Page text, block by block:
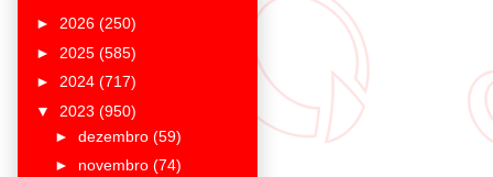
► 2026 (250)
► 2025 (585)
► 2024 (717)
▼ 2023 (950)
► dezembro (59)
► novembro (74)